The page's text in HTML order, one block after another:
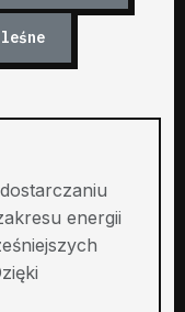
energii